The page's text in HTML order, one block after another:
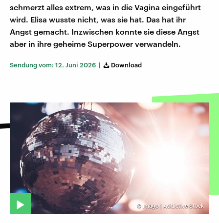
schmerzt alles extrem, was in die Vagina eingeführt
wird. Elisa wusste nicht, was sie hat. Das hat ihr
Angst gemacht. Inzwischen konnte sie diese Angst
aber in ihre geheime Superpower verwandeln.
Sendung vom: 12. Juni 2026 | Download
© Imago | Addictive Stock